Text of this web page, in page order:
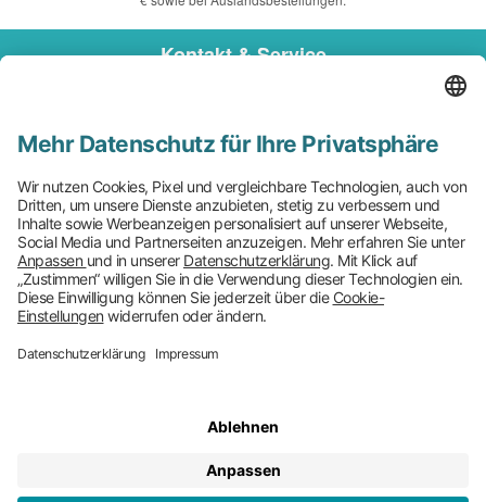
Kontakt & Service
09280 - 9844 44Kontaktformular
Versand
Besuchen Sie uns auch
Zahlungsarten